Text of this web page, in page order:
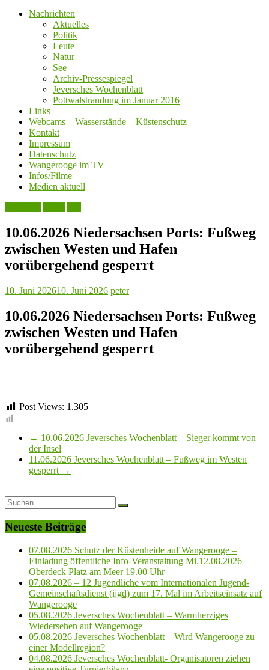
Nachrichten
Aktuelles
Politik
Leute
Natur
See
Archiv-Pressespiegel
Jeversches Wochenblatt
Pottwalstrandung im Januar 2016
Links
Webcams – Wasserstände – Küstenschutz
Kontakt
Impressum
Datenschutz
Wangerooge im TV
Infos/Filme
Medien aktuell
10.06.2026 Niedersachsen Ports: Fußweg
zwischen Westen und Hafen
vorübergehend gesperrt
10. Juni 202610. Juni 2026 peter
10.06.2026 Niedersachsen Ports: Fußweg
zwischen Westen und Hafen
vorübergehend gesperrt
Post Views: 1.305
← 10.06.2026 Jeversches Wochenblatt – Sieger kommt von
der Insel
11.06.2026 Jeversches Wochenblatt – Fußweg im Westen
gesperrt →
Neueste Beiträge
07.08.2026 Schutz der Küstenheide auf Wangerooge –
Einladung öffentliche Info-Veranstaltung Mi.12.08.2026
Oberdeck Platz am Meer 19.00 Uhr
07.08.2026 – 12 Jugendliche vom Internationalen Jugend-
Gemeinschaftsdienst (ijgd) zum 17. Mal im Arbeitseinsatz auf
Wangerooge
05.08.2026 Jeversches Wochenblatt – Warmherziges
Wiedersehen auf Wangerooge
05.08.2026 Jeversches Wochenblatt – Wird Wangerooge zu
einer Modellregion?
04.08.2026 Jeversches Wochenblatt- Organisatoren ziehen